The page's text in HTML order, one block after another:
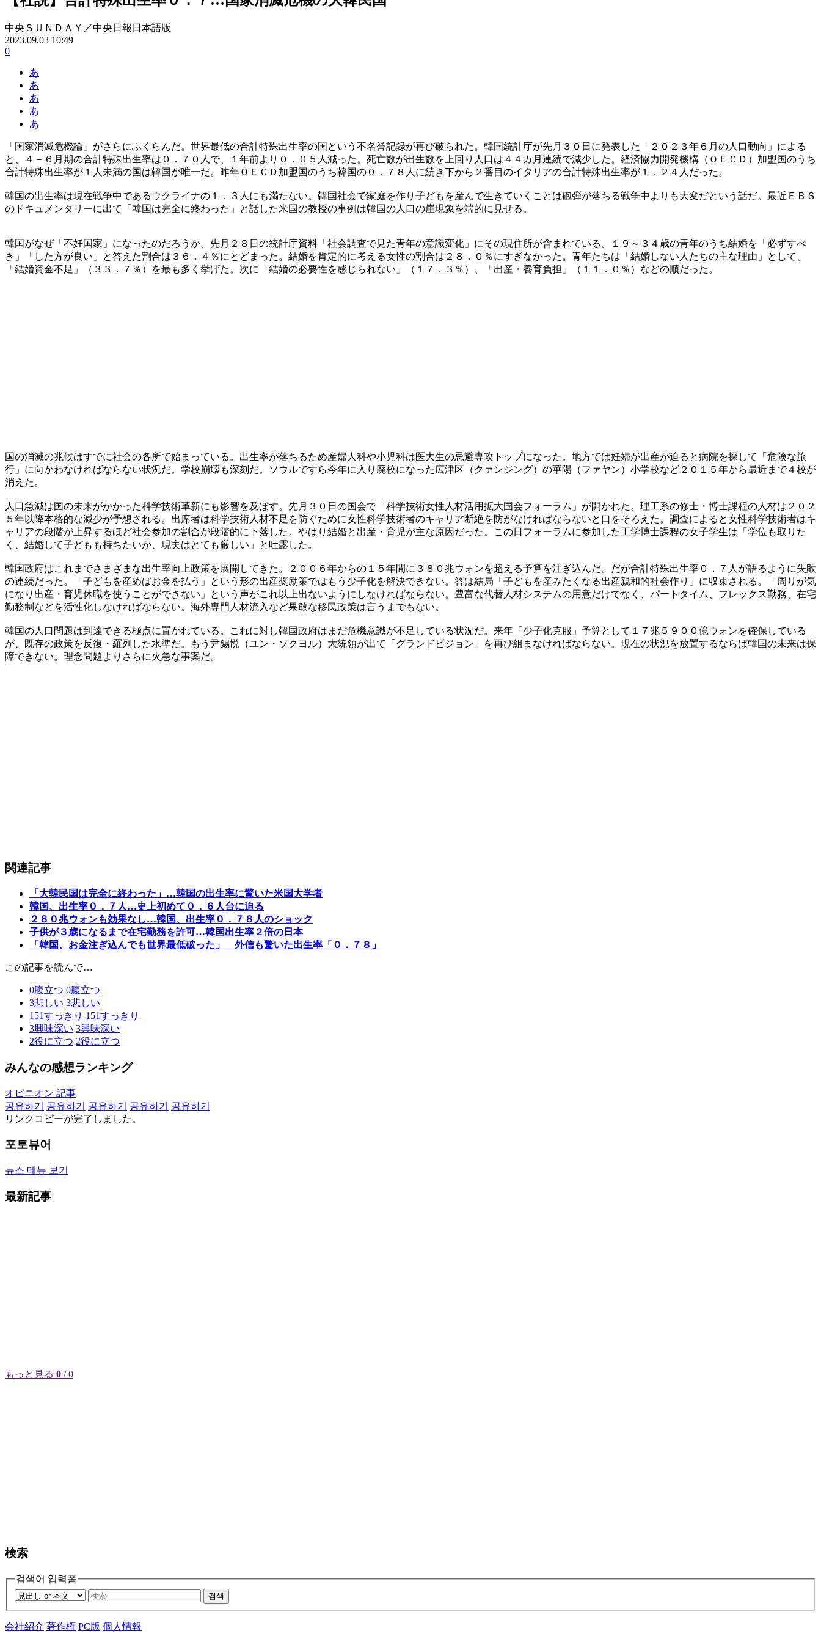
中央ＳＵＮＤＡＹ／中央日報日本語版
2023.09.03 10:49
0
あ
あ
あ
あ
あ
「国家消滅危機論」がさらにふくらんだ。世界最低の合計特殊出生率の国という不名誉記録が再び破られた。韓国統計庁が先月３０日に発表した「２０２３年６月の人口動向」による
と、４－６月期の合計特殊出生率は０．７０人で、１年前より０．０５人減った。死亡数が出生数を上回り人口は４４カ月連続で減少した。経済協力開発機構（ＯＥＣＤ）加盟国のうち
合計特殊出生率が１人未満の国は韓国が唯一だ。昨年ＯＥＣＤ加盟国のうち韓国の０．７８人に続き下から２番目のイタリアの合計特殊出生率が１．２４人だった。
韓国の出生率は現在戦争中であるウクライナの１．３人にも満たない。韓国社会で家庭を作り子どもを産んで生きていくことは砲弾が落ちる戦争中よりも大変だという話だ。最近ＥＢＳ
のドキュメンタリーに出て「韓国は完全に終わった」と話した米国の教授の事例は韓国の人口の崖現象を端的に見せる。
韓国がなぜ「不妊国家」になったのだろうか。先月２８日の統計庁資料「社会調査で見た青年の意識変化」にその現住所が含まれている。１９～３４歳の青年のうち結婚を「必ずすべ
き」「した方が良い」と答えた割合は３６．４％にとどまった。結婚を肯定的に考える女性の割合は２８．０％にすぎなかった。青年たちは「結婚しない人たちの主な理由」として、
「結婚資金不足」（３３．７％）を最も多く挙げた。次に「結婚の必要性を感じられない」（１７．３％）、「出産・養育負担」（１１．０％）などの順だった。
国の消滅の兆候はすでに社会の各所で始まっている。出生率が落ちるため産婦人科や小児科は医大生の忌避専攻トップになった。地方では妊婦が出産が迫ると病院を探して「危険な旅
行」に向かわなければならない状況だ。学校崩壊も深刻だ。ソウルですら今年に入り廃校になった広津区（クァンジング）の華陽（ファヤン）小学校など２０１５年から最近まで４校が
消えた。
人口急減は国の未来がかかった科学技術革新にも影響を及ぼす。先月３０日の国会で「科学技術女性人材活用拡大国会フォーラム」が開かれた。理工系の修士・博士課程の人材は２０２
５年以降本格的な減少が予想される。出席者は科学技術人材不足を防ぐために女性科学技術者のキャリア断絶を防がなければならないと口をそろえた。調査によると女性科学技術者はキ
ャリアの段階が上昇するほど社会参加の割合が段階的に下落した。やはり結婚と出産・育児が主な原因だった。この日フォーラムに参加した工学博士課程の女子学生は「学位も取りた
く、結婚して子どもも持ちたいが、現実はとても厳しい」と吐露した。
韓国政府はこれまでさまざまな出生率向上政策を展開してきた。２００６年からの１５年間に３８０兆ウォンを超える予算を注ぎ込んだ。だが合計特殊出生率０．７人が語るように失敗
の連続だった。「子どもを産めばお金を払う」という形の出産奨励策ではもう少子化を解決できない。答は結局「子どもを産みたくなる出産親和的社会作り」に収束される。「周りが気
になり出産・育児休職を使うことができない」という声がこれ以上出ないようにしなければならない。豊富な代替人材システムの用意だけでなく、パートタイム、フレックス勤務、在宅
勤務制などを活性化しなければならない。海外専門人材流入など果敢な移民政策は言うまでもない。
韓国の人口問題は到達できる極点に置かれている。これに対し韓国政府はまだ危機意識が不足している状況だ。来年「少子化克服」予算として１７兆５９００億ウォンを確保している
が、既存の政策を反復・羅列した水準だ。もう尹錫悦（ユン・ソクヨル）大統領が出て「グランドビジョン」を再び組まなければならない。現在の状況を放置するならば韓国の未来は保
障できない。理念問題よりさらに火急な事案だ。
関連記事
「大韓民国は完全に終わった」…韓国の出生率に驚いた米国大学者
韓国、出生率０．７人…史上初めて０．６人台に迫る
２８０兆ウォンも効果なし…韓国、出生率０．７８人のショック
子供が３歳になるまで在宅勤務を許可…韓国出生率２倍の日本
「韓国、お金注ぎ込んでも世界最低破った」 外信も驚いた出生率「０．７８」
この記事を読んで…
0腹立つ 0腹立つ
3悲しい 3悲しい
151すっきり 151すっきり
3興味深い 3興味深い
2役に立つ 2役に立つ
みんなの感想ランキング
オピニオン 記事
공유하기
공유하기 공유하기 공유하기
공유하기
リンクコピーが完了しました。
포토뷰어
뉴스 메뉴 보기
最新記事
もっと見る 0 / 0
検索
검색어 입력폼
검색
会社紹介 著作権 PC版 個人情報